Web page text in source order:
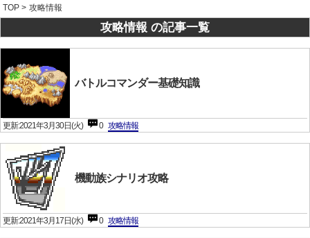
TOP > 攻略情報
攻略情報 の記事一覧
バトルコマンダー基礎知識
更新:2021年3月30日(火) 0 攻略情報
機動族シナリオ攻略
更新:2021年3月17日(水) 0 攻略情報